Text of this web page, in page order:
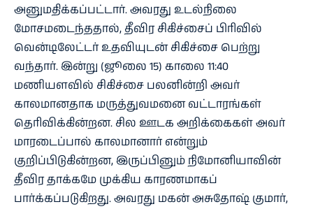
அனுமதிக்கப்பட்டார். அவரது உடல்நிலை
மோசமடைந்ததால், தீவிர சிகிச்சைப் பிரிவில்
வென்டிலேட்டர் உதவியுடன் சிகிச்சை பெற்று
வந்தார். இன்று (ஜூலை 15) காலை 11:40
மணியளவில் சிகிச்சை பலனின்றி அவர்
காலமானதாக மருத்துவமனை வட்டாரங்கள்
தெரிவிக்கின்றன. சில ஊடக அறிக்கைகள் அவர்
மாரடைப்பால் காலமானார் என்றும்
குறிப்பிடுகின்றன, இருப்பினும் நிமோனியாவின்
தீவிர தாக்கமே முக்கிய காரணமாகப்
பார்க்கப்படுகிறது. அவரது மகன் அசுதோஷ் குமார்,